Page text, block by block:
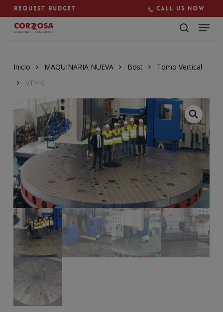
main
content
Request budget Call us now
Inicio MAQUINARIA NUEVA Bost
Tomo Vertical
VTH C
Close